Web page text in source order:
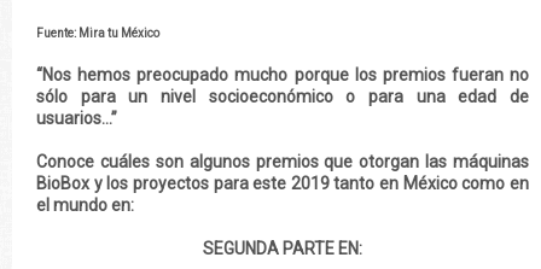
Fuente: Mira tu México
“Nos hemos preocupado mucho porque los premios fueran no
sólo para un nivel socioeconómico o para una edad de
usuarios…”
Conoce cuáles son algunos premios que otorgan las máquinas
BioBox y los proyectos para este 2019 tanto en México como en
el mundo en:
SEGUNDA PARTE EN: